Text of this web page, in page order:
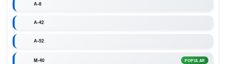
A-8
A-42
A-52
M-40 POPULAR